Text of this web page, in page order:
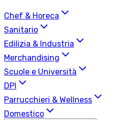
Chef & Horeca
Sanitario
Edilizia & Industria
Merchandising
Scuole e Università
DPI
Parrucchieri & Wellness
Domestico